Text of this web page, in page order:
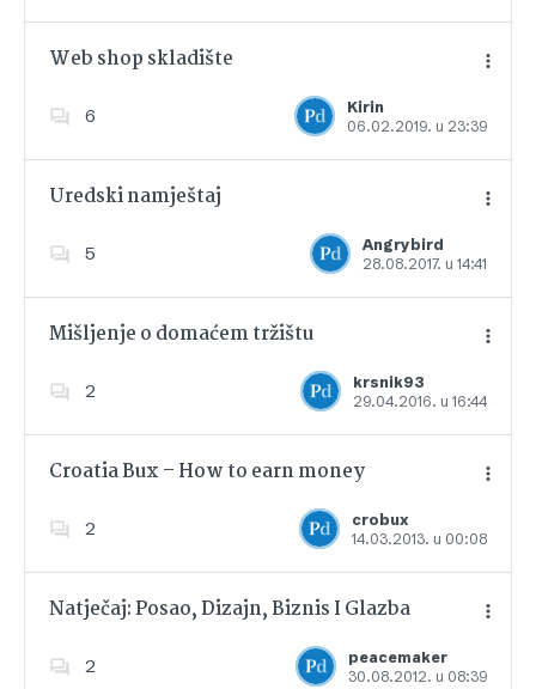
Web shop skladište
6
Kirin
06.02.2019. u 23:39
Dodajte u favorite
Uredski namještaj
5
Angrybird
28.08.2017. u 14:41
Dodajte u favorite
Mišljenje o domaćem tržištu
2
krsnik93
29.04.2016. u 16:44
Dodajte u favorite
Croatia Bux – How to earn money
2
crobux
14.03.2013. u 00:08
Dodajte u favorite
Natječaj: Posao, Dizajn, Biznis I Glazba
2
peacemaker
30.08.2012. u 08:39
Dodajte u favorite